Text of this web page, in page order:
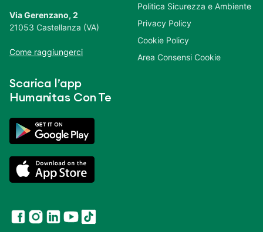
Via Gerenzano, 2
21053 Castellanza (VA)
Come raggiungerci
Scarica l’app
Humanitas Con Te
Politica Sicurezza e Ambiente
Privacy Policy
Cookie Policy
Area Consensi Cookie